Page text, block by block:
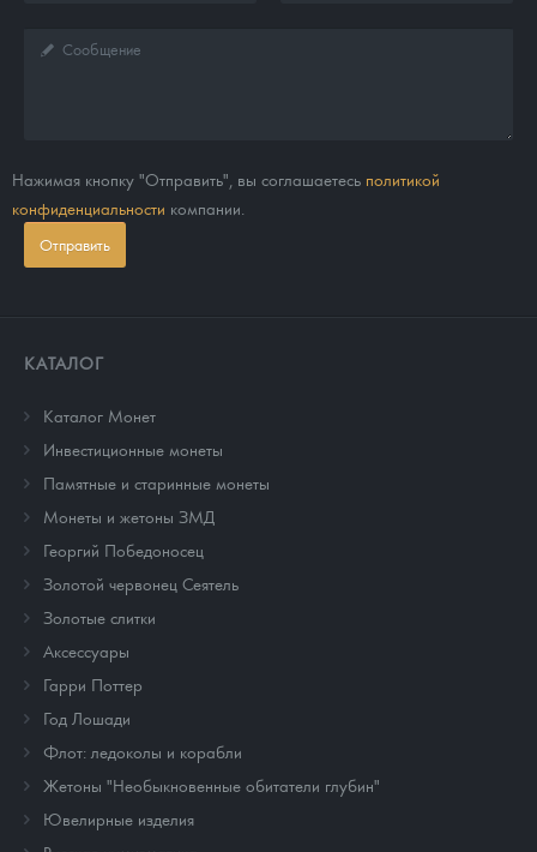
Нажимая кнопку "Отправить", вы соглашаетесь политикой
конфиденциальности компании.
Отправить
КАТАЛОГ
Каталог Монет
Инвестиционные монеты
Памятные и старинные монеты
Монеты и жетоны ЗМД
Георгий Победоносец
Золотой червонец Сеятель
Золотые слитки
Аксессуары
Гарри Поттер
Год Лошади
Флот: ледоколы и корабли
Жетоны "Необыкновенные обитатели глубин"
Ювелирные изделия